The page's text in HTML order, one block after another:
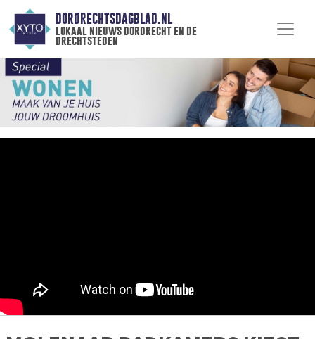
DORDRECHTSDAGBLAD.NL
lokaal nieuws dordrecht en de
drechtsteden